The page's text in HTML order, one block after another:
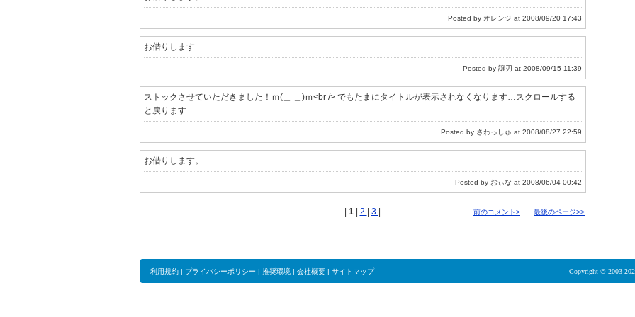
Posted by オレンジ at 2008/09/20 17:43
お借りします
Posted by 譲刃 at 2008/09/15 11:39
ストックさせていただきました！ｍ(＿ ＿)ｍ<br /> でもたまにタイトルが表示されなくなります…スクロールする
と戻ります
Posted by さわっしゅ at 2008/08/27 22:59
お借りします。
Posted by おぃな at 2008/06/04 00:42
1 2 3 前のコメント> 最後のページ>>
利用規約 | プライバシーポリシー | 推奨環境 | 会社概要 | サイトマップ Copyright © 2003-